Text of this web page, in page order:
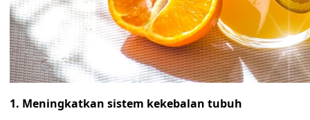
1. Meningkatkan sistem kekebalan tubuh